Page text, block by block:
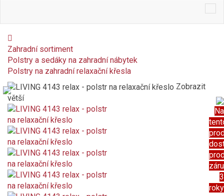
Zahradní sortiment
Polstry a sedáky na zahradní nábytek
Polstry na zahradní relaxační křesla
Na
3
roky
Zobrazit
větší